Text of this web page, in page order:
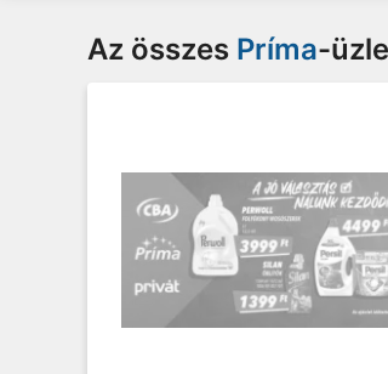
Az összes Príma-